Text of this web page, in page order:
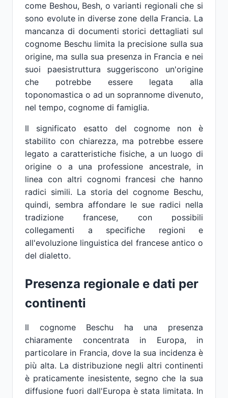
come Beshou, Besh, o varianti regionali che si
sono evolute in diverse zone della Francia. La
mancanza di documenti storici dettagliati sul
cognome Beschu limita la precisione sulla sua
origine, ma sulla sua presenza in Francia e nei
suoi paesistruttura suggeriscono un'origine
che potrebbe essere legata alla
toponomastica o ad un soprannome divenuto,
nel tempo, cognome di famiglia.
Il significato esatto del cognome non è
stabilito con chiarezza, ma potrebbe essere
legato a caratteristiche fisiche, a un luogo di
origine o a una professione ancestrale, in
linea con altri cognomi francesi che hanno
radici simili. La storia del cognome Beschu,
quindi, sembra affondare le sue radici nella
tradizione francese, con possibili
collegamenti a specifiche regioni e
all'evoluzione linguistica del francese antico o
del dialetto.
Presenza regionale e dati per
continenti
Il cognome Beschu ha una presenza
chiaramente concentrata in Europa, in
particolare in Francia, dove la sua incidenza è
più alta. La distribuzione negli altri continenti
è praticamente inesistente, segno che la sua
diffusione fuori dall'Europa è stata limitata. In